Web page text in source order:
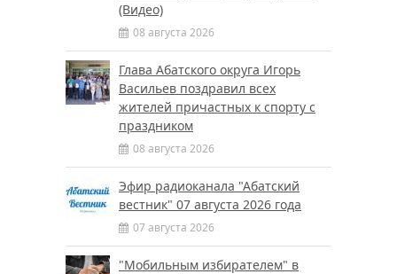
(Видео)
08 августа 2026
Глава Абатского округа Игорь
Васильев поздравил всех
жителей причастных к спорту с
праздником
08 августа 2026
Эфир радиоканала "Абатский
вестник" 07 августа 2026 года
07 августа 2026
"Мобильным избирателем" в